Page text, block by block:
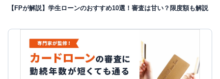
【FPが解説】学生ローンのおすすめ10選！審査は甘い？限度額も解説